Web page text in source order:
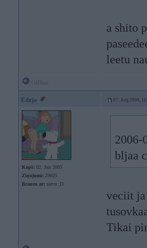
a shito
leetu
Edzja 07. Aug 2006,
Kopš: 02. Jun 2005
Ziņojumi: 29025
Braucu ar: sievu :D
2006-
bljaa
veciit ja
Tikai